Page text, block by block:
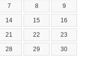
7 8 9
14 15 16
21 22 23
28 29 30